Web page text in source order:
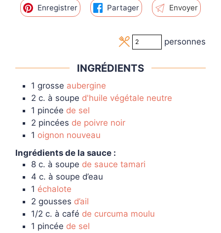
Enregistrer Partager Envoyer
personnes
INGRÉDIENTS
1 grosse aubergine
2 c. à soupe d'huile végétale neutre
1 pincée de sel
2 pincées de poivre noir
1 oignon nouveau
Ingrédients de la sauce :
8 c. à soupe de sauce tamari
4 c. à soupe d’eau
1 échalote
2 gousses d’ail
1/2 c. à café de curcuma moulu
1 pincée de sel